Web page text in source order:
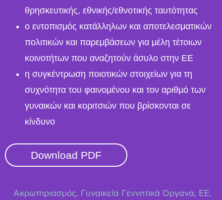
θρησκευτικής, εθνικής/εθνοτικής ταυτότητας
ο εντοπισμός κατάλληλων και αποτελεσματικών
πολιτικών και παρεμβάσεων για μέλη τέτοιων
κοινοτήτων που αναζητούν άσυλο στην ΕΕ
η συγκέντρωση ποιοτικών στοιχείων για τη
συχνότητα του φαινομένου και τον αριθμό των
γυναικών και κοριτσιών που βρίσκονται σε
κίνδυνο
Download PDF
Ακρωτηριασμός, Γυναικεία Γεννητικά Όργανα, ΕΕ,